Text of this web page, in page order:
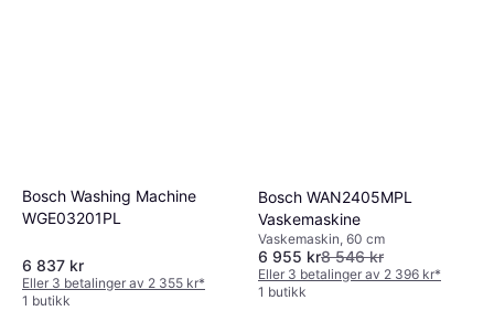
Bosch Washing Machine
WGE03201PL
6 837 kr
Eller 3 betalinger av 2 355 kr*
1 butikk
Bosch WAN2405MPL
Vaskemaskine
Vaskemaskin, 60 cm
6 955 kr8 546 kr
Eller 3 betalinger av 2 396 kr*
1 butikk